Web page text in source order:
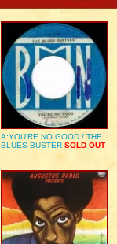
A:YOU’RE NO GOOD / THE
BLUES BUSTER SOLD OUT